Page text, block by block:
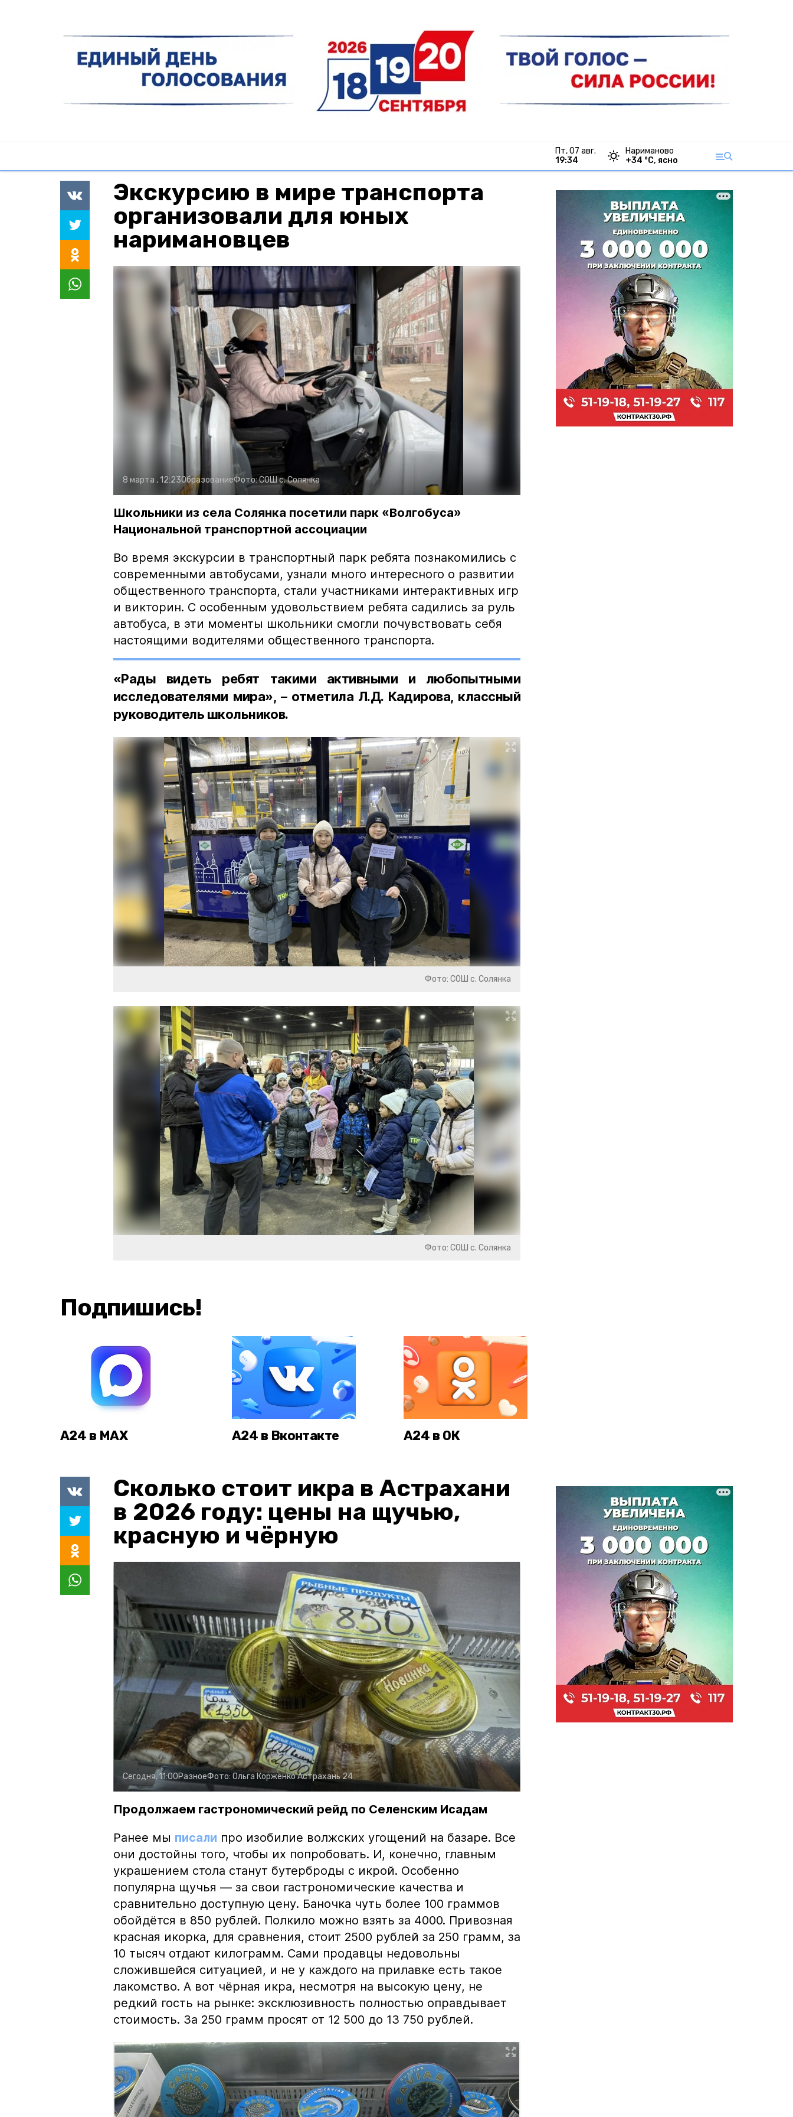
пт, 07 авг.
19:34
Нариманово
+34 °С, ясно
Экскурсию в мире транспорта
организовали для юных
наримановцев
8 марта , 12:23ОбразованиеФото:СОШ с. Солянка
Школьники из села Солянка посетили парк «Волгобуса»
Национальной транспортной ассоциации
Во время экскурсии в транспортный парк ребята познакомились с
современными автобусами, узнали много интересного о развитии
общественного транспорта, стали участниками интерактивных игр
и викторин. С особенным удовольствием ребята садились за руль
автобуса, в эти моменты школьники смогли почувствовать себя
настоящими водителями общественного транспорта.
«Рады видеть ребят такими активными и любопытными
исследователями мира», – отметила Л.Д. Кадирова, классный
руководитель школьников.
Фото: СОШ с. Солянка
Фото: СОШ с. Солянка
Подпишись!
А24 в MAX А24 в Вконтакте А24 в ОК
Сколько стоит икра в Астрахани
в 2026 году: цены на щучью,
красную и чёрную
Сегодня, 11:00РазноеФото: Ольга КорженкоАстрахань 24
Продолжаем гастрономический рейд по Селенским Исадам
Ранее мы писали про изобилие волжских угощений на базаре. Все
они достойны того, чтобы их попробовать. И, конечно, главным
украшением стола станут бутерброды с икрой. Особенно
популярна щучья — за свои гастрономические качества и
сравнительно доступную цену. Баночка чуть более 100 граммов
обойдётся в 850 рублей. Полкило можно взять за 4000. Привозная
красная икорка, для сравнения, стоит 2500 рублей за 250 грамм, за
10 тысяч отдают килограмм. Сами продавцы недовольны
сложившейся ситуацией, и не у каждого на прилавке есть такое
лакомство. А вот чёрная икра, несмотря на высокую цену, не
редкий гость на рынке: эксклюзивность полностью оправдывает
стоимость. За 250 грамм просят от 12 500 до 13 750 рублей.